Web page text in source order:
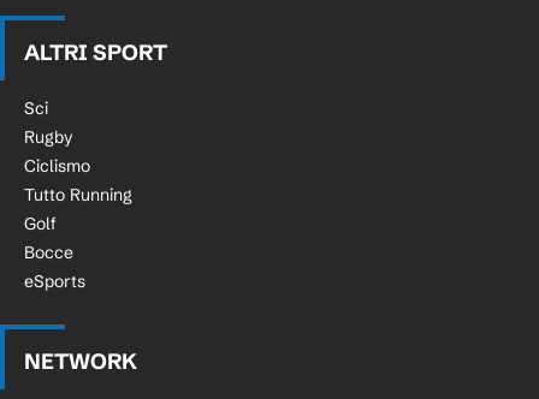
ALTRI SPORT
Sci
Rugby
Ciclismo
Tutto Running
Golf
Bocce
eSports
NETWORK